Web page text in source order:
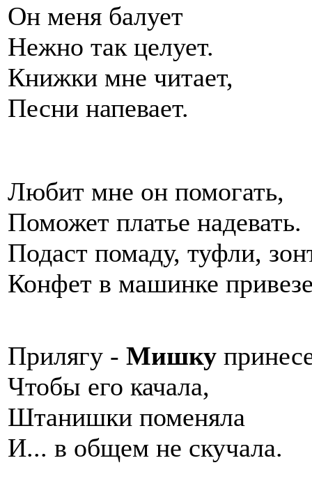
Он меня балует
Нежно так целует.
Книжки мне читает,
Песни напевает.
Любит мне он помогать,
Поможет платье надевать.
Подаст помаду, туфли,
Конфет в машинке
Прилягу - Мишку
Чтобы его качала,
Штанишки поменяла
И... в общем не скучала.